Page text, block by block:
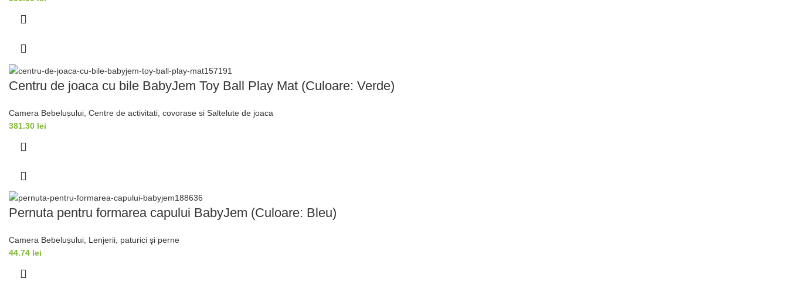
Centru de joaca cu bile BabyJem Toy Ball Play Mat (Culoare: Verde)
Camera Bebelușului ,Centre de activitati, covorase si Saltelute de joaca
381.30 lei
Pernuta pentru formarea capului BabyJem (Culoare: Bleu)
Camera Bebelușului Lenjerii, paturici şi perne
44.74 lei